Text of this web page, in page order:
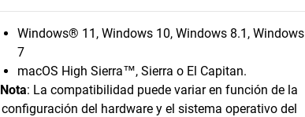
Windows® 11, Windows 10, Windows 8.1, Windows
7
macOS High Sierra™, Sierra o El Capitan.
Nota: La compatibilidad puede variar en función de la
configuración del hardware y el sistema operativo del